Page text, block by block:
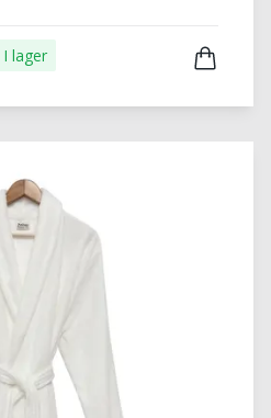
I lager